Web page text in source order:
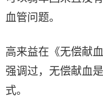
血管问题。
高来益在《无偿献
强调过，无偿献血
式。